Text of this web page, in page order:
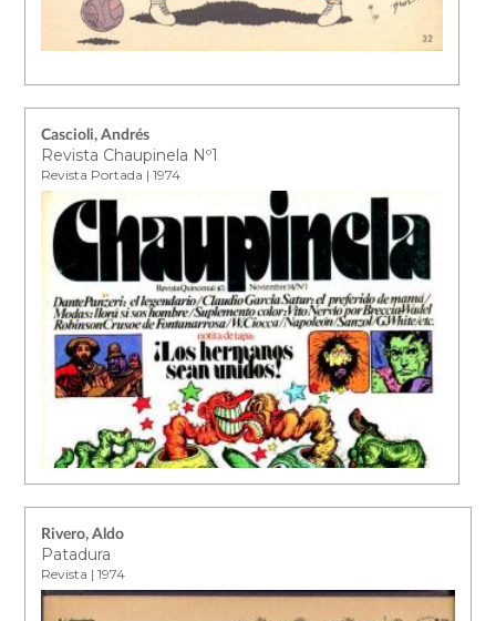
Cascioli, Andrés
Revista Chaupinela Nº1
Revista Portada | 1974
Rivero, Aldo
Patadura
Revista | 1974